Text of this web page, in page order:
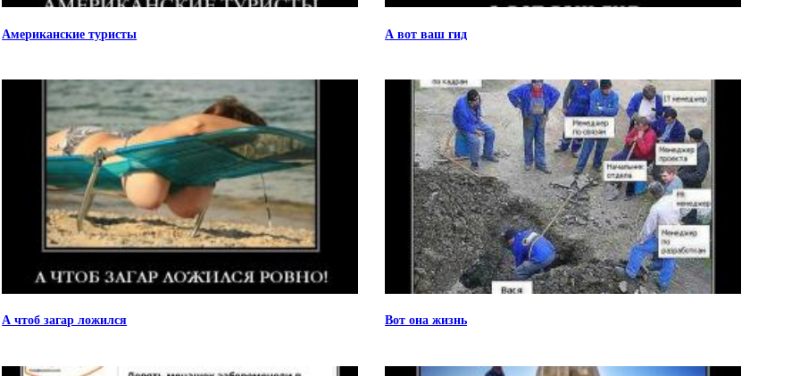
Американские туристы А вот ваш гид
А чтоб загар ложился Вот она жизнь